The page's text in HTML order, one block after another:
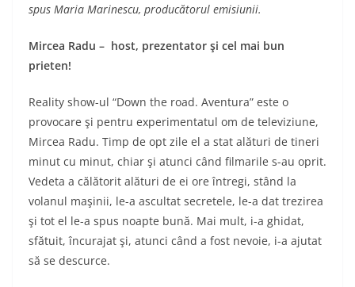
spus Maria Marinescu, producătorul emisiunii.
Mircea Radu – host, prezentator şi cel mai bun
prieten!
Reality show-ul “Down the road. Aventura” este o
provocare şi pentru experimentatul om de televiziune,
Mircea Radu. Timp de opt zile el a stat alături de tineri
minut cu minut, chiar şi atunci când filmarile s-au oprit.
Vedeta a călătorit alături de ei ore întregi, stând la
volanul maşinii, le-a ascultat secretele, le-a dat trezirea
şi tot el le-a spus noapte bună. Mai mult, i-a ghidat,
sfătuit, încurajat şi, atunci când a fost nevoie, i-a ajutat
să se descurce.